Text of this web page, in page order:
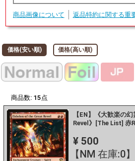
商品画像について 返品特約に関する重
価格(安い順) 価格(高い順)
商品数: 15 点
【EN】《大歓楽の
Revel》[The List] 赤R
¥ 500
【NM 在庫:0】